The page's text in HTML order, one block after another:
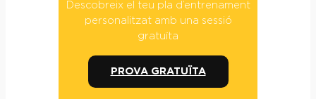
Descobreix el teu pla d’entrenament
personalitzat amb una sessió
gratuïta
PROVA GRATUÏTA